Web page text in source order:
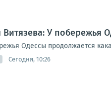
У побережья
Одессы продолжается
Сегодня, 10:26